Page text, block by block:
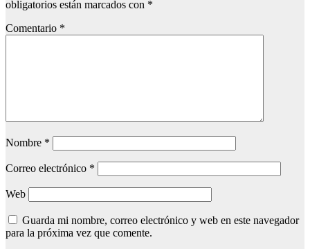
obligatorios están marcados con *
Comentario *
Nombre *
Correo electrónico *
Web
Guarda mi nombre, correo electrónico y web en este navegador
para la próxima vez que comente.